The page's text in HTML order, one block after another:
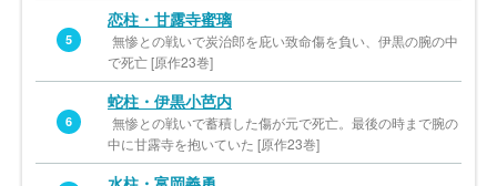
5
恋柱・甘露寺蜜璃
無惨との戦いで炭治郎を庇い致命傷を負い、伊黒の腕の中
で死亡 [原作23巻]
6
蛇柱・伊黒小芭内
無惨との戦いで蓄積した傷が元で死亡。最後の時まで腕の
中に甘露寺を抱いていた [原作23巻]